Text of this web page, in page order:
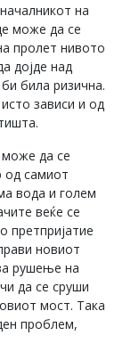
на
може да се
пролет нивото
дојде над
била ризична.
зависи и од
да се
од самиот
вода и голем
веќе се
претпријатие
новиот
рушење на
да се сруши
мост. Така
проблем,